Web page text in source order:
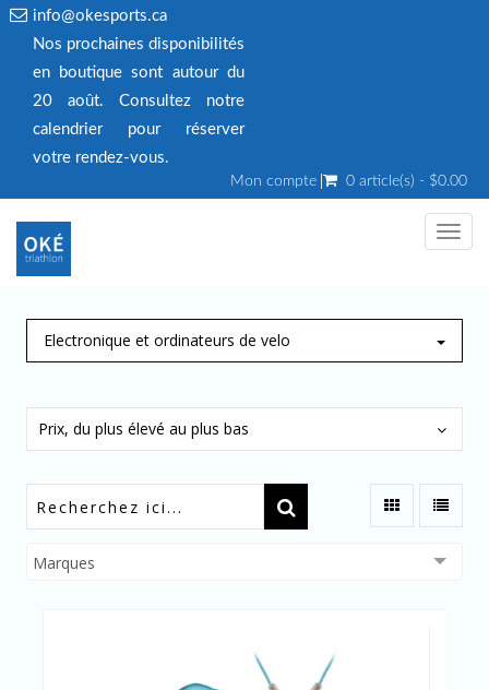
info@okesports.ca
Nos prochaines disponibilités
en boutique sont autour du
20 août. Consultez notre
calendrier pour réserver
votre rendez‑vous.
Mon compte 0 article(s) - $0.00
Electronique et ordinateurs de velo
Prix, du plus élevé au plus bas
Marques